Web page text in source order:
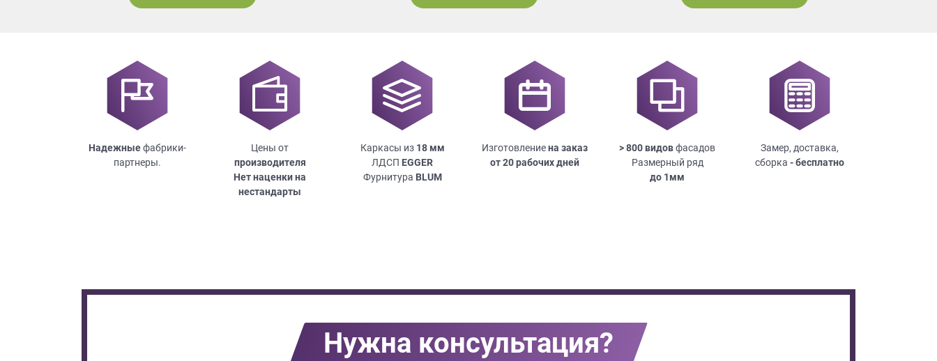
Надежныефабрики-
партнеры.
Цены от
производителя
Нет наценки на
нестандарты
Каркасы из 18мм
ЛДСП EGGER
Фурнитура BLUM
Изготовлениена заказ
от 20 рабочих дней
> 800 видовфасадов
Размерный ряд
до 1мм
Замер, доставка,
сборка - бесплатно
Нужна консультация?